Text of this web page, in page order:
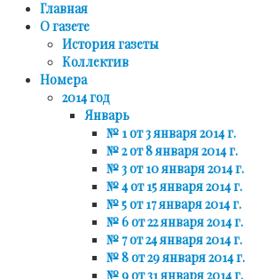
Главная
О газете
История газеты
Коллектив
Номера
2014 год
Январь
№ 1 от 3 января 2014 г.
№ 2 от 8 января 2014 г.
№ 3 от 10 января 2014 г.
№ 4 от 15 января 2014 г.
№ 5 от 17 января 2014 г.
№ 6 от 22 января 2014 г.
№ 7 от 24 января 2014 г.
№ 8 от 29 января 2014 г.
№ 9 от 31 января 2014 г.